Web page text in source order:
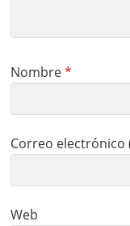
Nombre*
Correo electrónico
Web